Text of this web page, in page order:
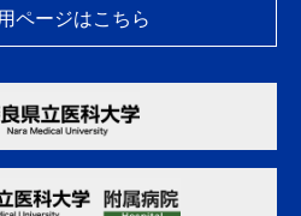
ページはこちら